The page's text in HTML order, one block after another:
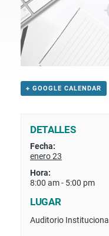
+ GOOGLE CALENDAR
DETALLES
Fecha:
enero 23
Hora:
8:00 am - 5:00 pm
LUGAR
Auditorio Institucional